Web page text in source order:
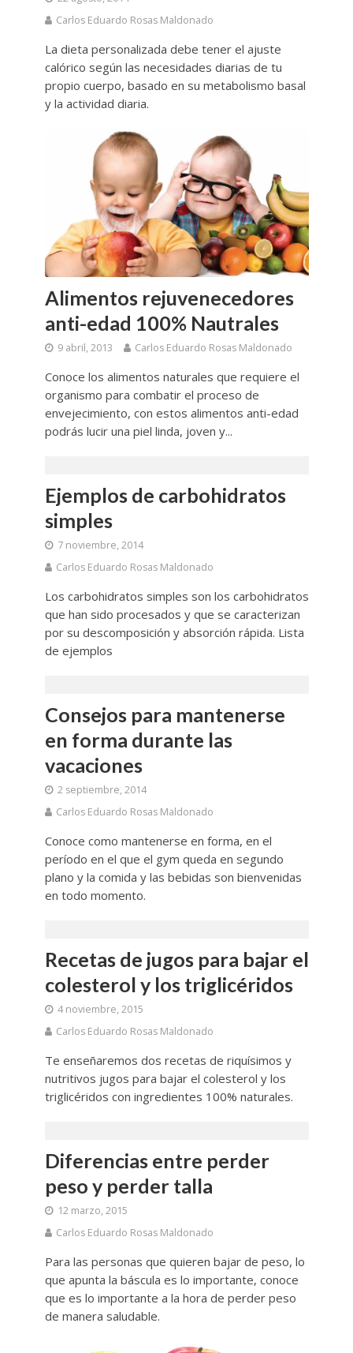
Carlos Eduardo Rosas Maldonado
La dieta personalizada debe tener el ajuste
calórico según las necesidades diarias de tu
propio cuerpo, basado en su metabolismo basal
y la actividad diaria.
Alimentos rejuvenecedores
anti-edad 100% Nautrales
9 abril, 2013 Carlos Eduardo Rosas Maldonado
Conoce los alimentos naturales que requiere el
organismo para combatir el proceso de
envejecimiento, con estos alimentos anti-edad
podrás lucir una piel linda, joven y...
Ejemplos de carbohidratos
simples
7 noviembre, 2014
Carlos Eduardo Rosas Maldonado
Los carbohidratos simples son los carbohidratos
que han sido procesados y que se caracterizan
por su descomposición y absorción rápida. Lista
de ejemplos
Consejos para mantenerse
en forma durante las
vacaciones
2 septiembre, 2014
Carlos Eduardo Rosas Maldonado
Conoce como mantenerse en forma, en el
período en el que el gym queda en segundo
plano y la comida y las bebidas son bienvenidas
en todo momento.
Recetas de jugos para bajar el
colesterol y los triglicéridos
4 noviembre, 2015
Carlos Eduardo Rosas Maldonado
Te enseñaremos dos recetas de riquísimos y
nutritivos jugos para bajar el colesterol y los
triglicéridos con ingredientes 100% naturales.
Diferencias entre perder
peso y perder talla
12 marzo, 2015
Carlos Eduardo Rosas Maldonado
Para las personas que quieren bajar de peso, lo
que apunta la báscula es lo importante, conoce
que es lo importante a la hora de perder peso
de manera saludable.